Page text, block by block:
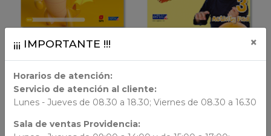
LIBRO FÍSICO
AÑADIR AL CARRO
Liu and Liam
Liu And Liam nivel 1
Happy Charms
¡¡¡ IMPORTANTE !!! ×
Horarios de atención:
Servicio de atención al cliente:
Lunes - Jueves de 08.30 a 18.30; Viernes de 08.30 a 16.30
Sala de ventas Providencia: